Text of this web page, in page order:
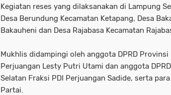
Kegiatan reses yang dilaksanakan di Lampung
Desa Berundung Kecamatan Ketapang, Desa
Bakauheni dan Desa Rajabasa Kecamatan
Mukhlis didampingi oleh anggota DPRD Provinsi
Perjuangan Lesty Putri Utami dan anggota
Selatan Fraksi PDI Perjuangan Sadide, serta
Partai.